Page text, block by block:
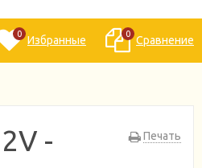
0 Избранные 0 Сравнение
Печать
-